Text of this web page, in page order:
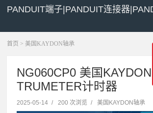
PANDUIT端子|PANDUIT连接器
首页 > 美国KAYDON轴承
NG060CP0 美国
TRUMETER计时器
2025-05-14 / 200 次浏览 / 美国KAYDON轴承